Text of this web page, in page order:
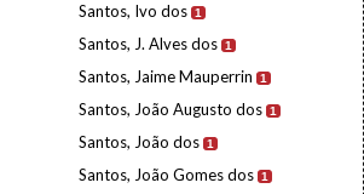
Santos, Ivo dos 1
Santos, J. Alves dos 1
Santos, Jaime Mauperrin 1
Santos, João Augusto dos 1
Santos, João dos 1
Santos, João Gomes dos 1